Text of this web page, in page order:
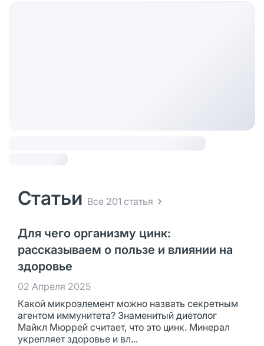
Статьи Все 201 статья
Для чего организму цинк:
рассказываем о пользе и влиянии на
здоровье
02 Апреля 2025
Какой микроэлемент можно назвать секретным
агентом иммунитета? Знаменитый диетолог
Майкл Мюррей считает, что это цинк. Минерал
укрепляет здоровье и вл...